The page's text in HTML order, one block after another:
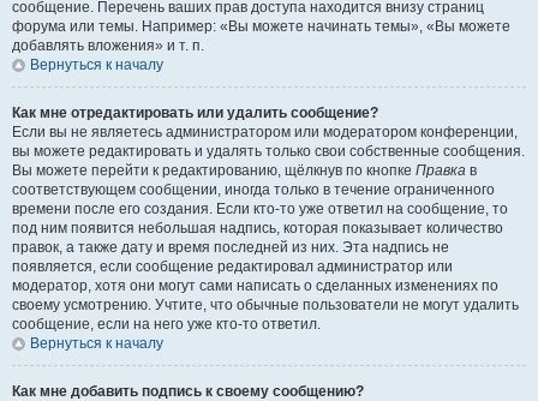
сообщение. Перечень ваших прав доступа находится внизу страниц
форума или темы. Например: «Вы можете начинать темы», «Вы можете
добавлять вложения» и т. п.
Вернуться к началу
Как мне отредактировать или удалить сообщение?
Если вы не являетесь администратором или модератором конференции,
вы можете редактировать и удалять только свои собственные сообщения.
Вы можете перейти к редактированию, щёлкнув по кнопке Правка в
соответствующем сообщении, иногда только в течение ограниченного
времени после его создания. Если кто-то уже ответил на сообщение, то
под ним появится небольшая надпись, которая показывает количество
правок, а также дату и время последней из них. Эта надпись не
появляется, если сообщение редактировал администратор или
модератор, хотя они могут сами написать о сделанных изменениях по
своему усмотрению. Учтите, что обычные пользователи не могут удалить
сообщение, если на него уже кто-то ответил.
Вернуться к началу
Как мне добавить подпись к своему сообщению?